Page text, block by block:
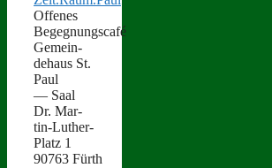
Offenes
Begegnungscafé
Gemein­
de­haus St.
Paul
— Saal
Dr. Mar­
tin-Luther-
Platz 1
90763 Fürth